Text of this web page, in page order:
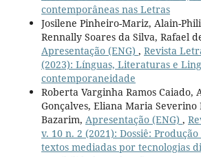
contemporâneas nas Letras
Josilene Pinheiro-Mariz, Alain-
Rennally Soares da Silva, Rafael
Apresentação (ENG) , Revista
(2023): Línguas, Literaturas e
contemporaneidade
Roberta Varginha Ramos Caiado,
Gonçalves, Eliana Maria Severino
Bazarim, Apresentação (ENG) ,
v. 10 n. 2 (2021): Dossiê:
textos mediadas por tecnologias